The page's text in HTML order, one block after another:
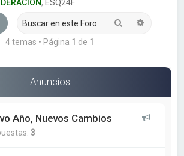
, ESQ24F
Buscar
4 temas • Página 1 de 1
Anuncios
Año, Nuevos Cambios
3